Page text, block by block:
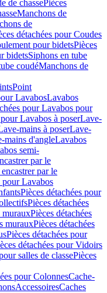
de chassePièces
Manchons de
de
détachées pour Coudes
pour bidetsPièces
bidetsSiphons en tube
coudéManchons de
Point
LavabosLavabos
pour Lavabos pour
Lavabos à poserLave-
mains à poserLave-
mains d'angleLavabos
semi-
par le
par le
pour Lavabos
Pièces détachées pour
Pièces détachées
murauxPièces détachées
murauxPièces détachées
Pièces détachées pour
détachées pour Vidoirs
salles de classePièces
pour ColonnesCache-
AccessoiresCaches